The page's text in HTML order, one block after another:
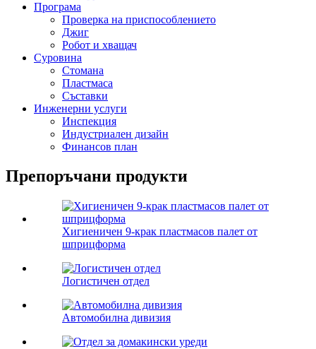
Програма
Проверка на приспособлението
Джиг
Робот и хващач
Суровина
Стомана
Пластмаса
Съставки
Инженерни услуги
Инспекция
Индустриален дизайн
Финансов план
Препоръчани продукти
Хигиеничен 9-крак пластмасов палет от
шприцформа
Логистичен отдел
Автомобилна дивизия